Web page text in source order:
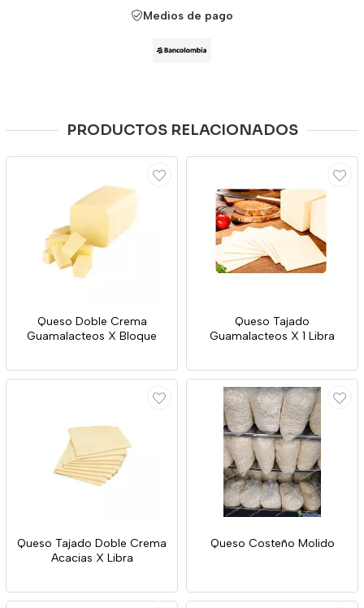
Medios de pago
PRODUCTOS RELACIONADOS
Queso Doble Crema
Guamalacteos X Bloque
Queso Tajado
Guamalacteos X 1 Libra
Queso Tajado Doble Crema
Acacias X Libra
Queso Costeño Molido